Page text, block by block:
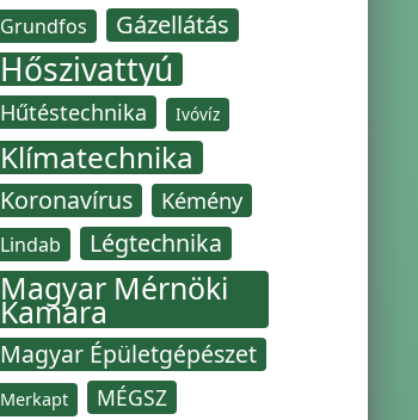
Grundfos Gázellátás
Hőszivattyú
Hűtéstechnika Ivóvíz
Klímatechnika
Koronavírus Kémény
Lindab Légtechnika
Magyar Mérnöki
Kamara
Magyar Épületgépészet
Merkapt MÉGSZ